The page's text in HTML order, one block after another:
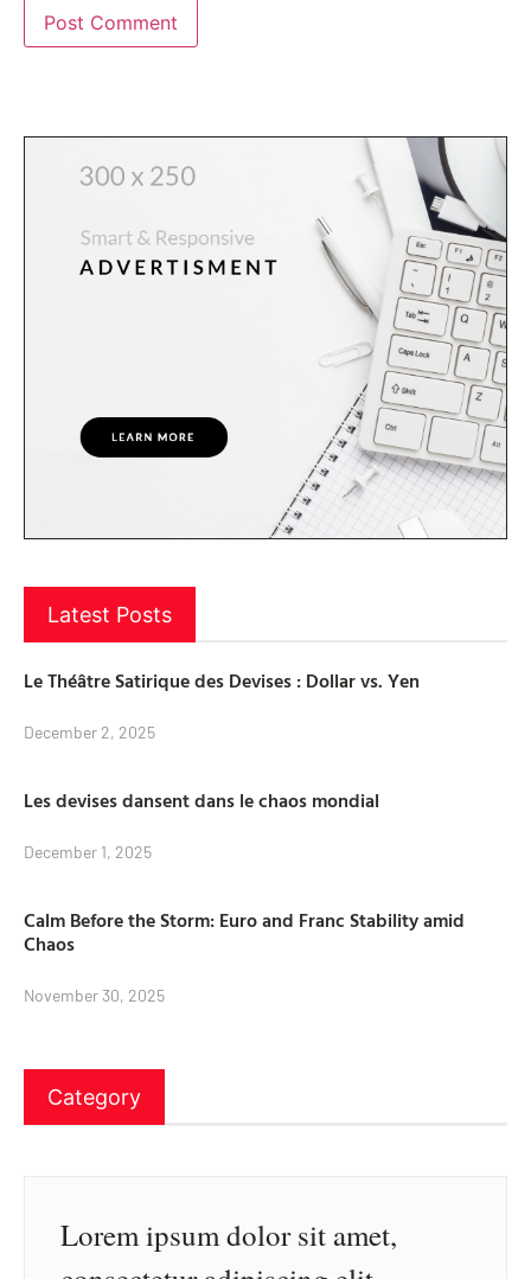
Latest Posts
Le Théâtre Satirique des Devises : Dollar vs. Yen
December 2, 2025
Les devises dansent dans le chaos mondial
December 1, 2025
Calm Before the Storm: Euro and Franc Stability amid
Chaos
November 30, 2025
Category
Lorem ipsum dolor sit amet,